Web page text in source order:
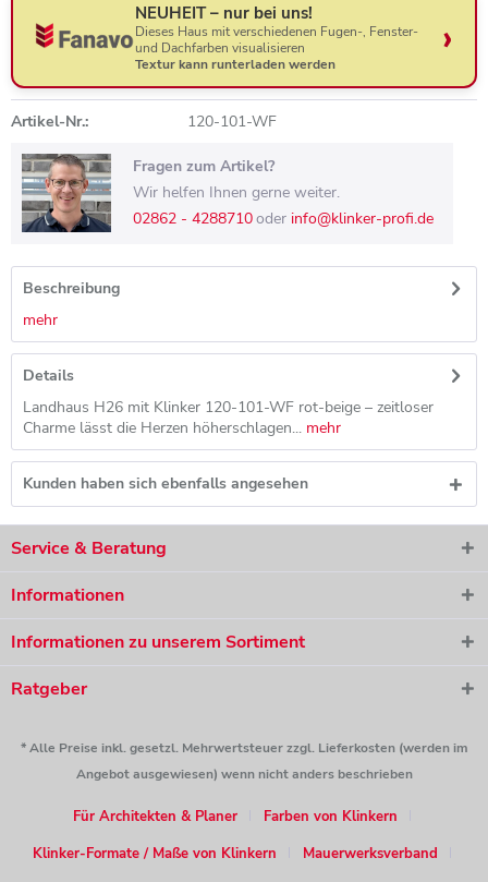
NEUHEIT – nur bei uns!
Dieses Haus mit verschiedenen Fugen-, Fenster-
und Dachfarben visualisieren
Textur kann runterladen werden
Artikel-Nr.: 120-101-WF
Fragen zum Artikel?
Wir helfen Ihnen gerne weiter.
02862 - 4288710oder info@klinker-profi.de
Beschreibung
mehr
Details
Landhaus H26 mit Klinker 120-101-WF rot-beige – zeitloser
Charme lässt die Herzen höherschlagen... mehr
Kunden haben sich ebenfalls angesehen
Service & Beratung
Informationen
Informationen zu unserem Sortiment
Ratgeber
* Alle Preise inkl. gesetzl. Mehrwertsteuer zzgl. Lieferkosten (werden im
Angebot ausgewiesen) wenn nicht anders beschrieben
Für Architekten & Planer
Farben von Klinkern
Klinker-Formate / Maße von Klinkern
Mauerwerksverband